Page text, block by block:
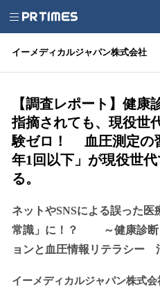
イーメディカルジャパン株式会社
【調査レポート】健康
指摘されても、現役世
験ゼロ！ 血圧測定の
年1回以下」が現役世
る。
ネットやSNSによる誤った
常識」に！？ ～健康診断
ョンと血圧情報リテラシー
イーメディカルジャパン株式会